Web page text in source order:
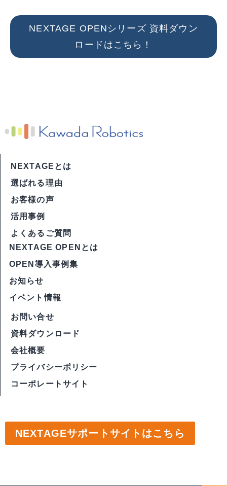
NEXTAGE OPENシリーズ 資料ダウン
ロードはこちら！
NEXTAGEとは
選ばれる理由
お客様の声
活用事例
よくあるご質問
NEXTAGE OPENとは
OPEN導入事例集
お知らせ
イベント情報
お問い合せ
資料ダウンロード
会社概要
プライバシーポリシー
コーポレートサイト
NEXTAGEサポートサイトはこちら